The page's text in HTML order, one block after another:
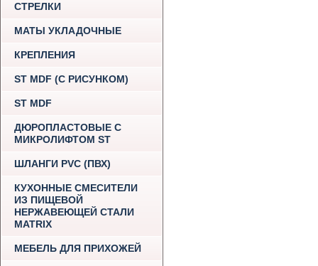
СТРЕЛКИ
МАТЫ УКЛАДОЧНЫЕ
КРЕПЛЕНИЯ
ST MDF (С РИСУНКОМ)
ST MDF
ДЮРОПЛАСТОВЫЕ С
МИКРОЛИФТОМ ST
ШЛАНГИ PVC (ПВХ)
КУХОННЫЕ СМЕСИТЕЛИ
ИЗ ПИЩЕВОЙ
НЕРЖАВЕЮЩЕЙ СТАЛИ
MATRIX
МЕБЕЛЬ ДЛЯ ПРИХОЖЕЙ